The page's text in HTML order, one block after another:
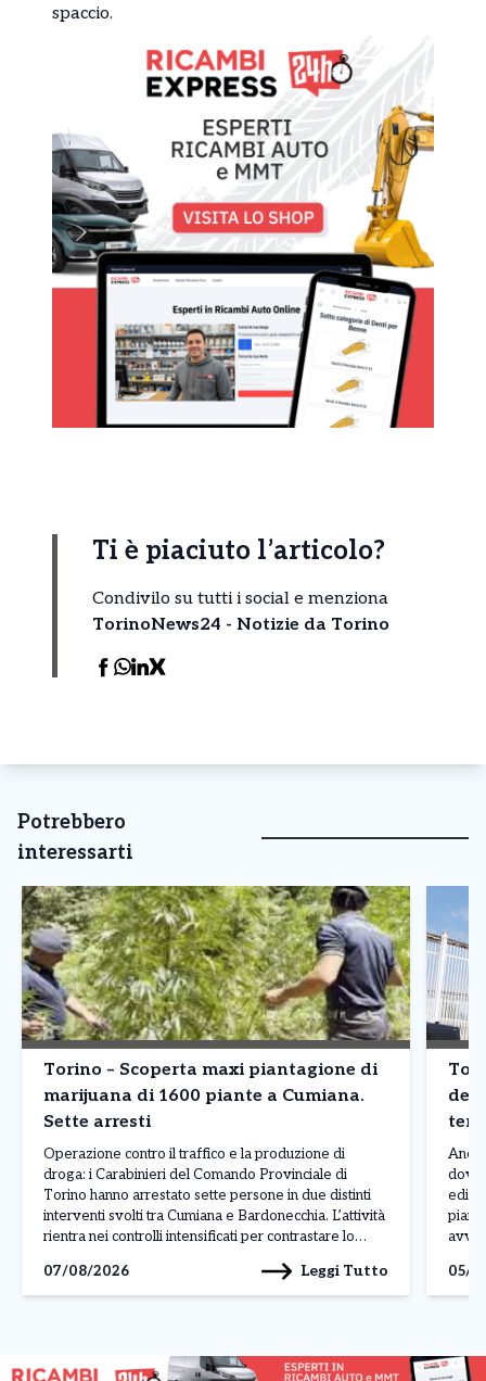
spaccio.
Ti è piaciuto l’articolo?
Condivilo su tutti i social e menziona
TorinoNews24 - Notizie da Torino
Potrebbero
interessarti
Torino – Scoperta maxi piantagione di
marijuana di 1600 piante a Cumiana.
Sette arresti
Operazione contro il traffico e la produzione di
droga: i Carabinieri del Comando Provinciale di
Torino hanno arrestato sette persone in due distinti
interventi svolti tra Cumiana e Bardonecchia. L’attività
rientra nei controlli intensificati per contrastare lo
territorio. L’operazione più rilevante è stata condotta
a Cumiana, dove […]
07/08/2026 Leggi Tutto
dove
05/